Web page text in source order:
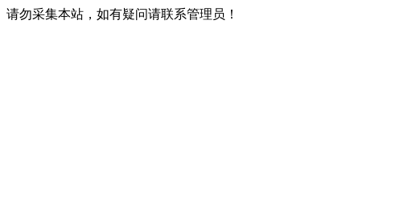
请勿采集本站，如有疑问请联系管理员！